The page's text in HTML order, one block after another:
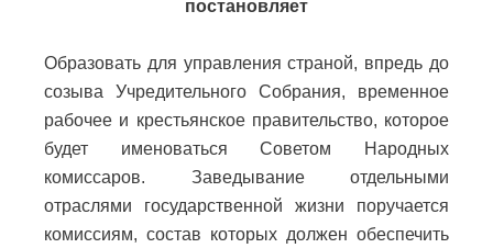
постановляет
Образовать для управления страной, впредь до
созыва Учредительного Собрания, временное
рабочее и крестьянское правительство, которое
будет именоваться Советом Народных
комиссаров. Заведывание отдельными
отраслями государственной жизни поручается
комиссиям, состав которых должен обеспечить